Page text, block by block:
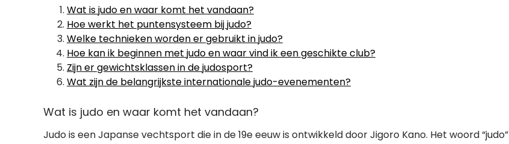
Wat is judo en waar komt het vandaan?
Hoe werkt het puntensysteem bij judo?
Welke technieken worden er gebruikt in judo?
Hoe kan ik beginnen met judo en waar vind ik een geschikte club?
Zijn er gewichtsklassen in de judosport?
Wat zijn de belangrijkste internationale judo-evenementen?
Wat is judo en waar komt het vandaan?
Judo is een Japanse vechtsport die in de 19e eeuw is ontwikkeld door Jigoro Kano. Het woord “judo”